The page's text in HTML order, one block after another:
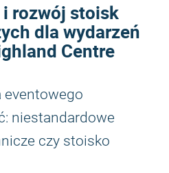
rozwój stoisk
dla wydarzeń
Centre
eventowego
niestandardowe
czy stoisko